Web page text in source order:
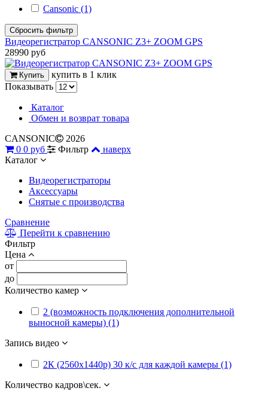
Cansonic (1)
Сбросить фильтр
Видеорегистратор CANSONIC Z3+ ZOOM GPS
28990 руб
Купить
купить в 1 клик
Показывать
Каталог
Обмен и возврат товара
CANSONIC
2026
0 0 руб Фильтр
наверх
Каталог
Видеорегистраторы
Аксессуары
Снятые с производства
Сравнение
Перейти к сравнению
Фильтр
Цена
от
до
Количество камер
2 (возможность подключения дополнительной
выносной камеры) (1)
Запись видео
2К (2560x1440p) 30 к/с для каждой камеры (1)
Количество кадров\сек.